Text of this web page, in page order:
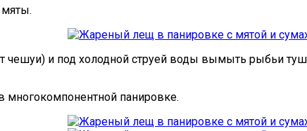
мяты.
чешуи) и под холодной струей воды вымыть рыбьи
многокомпонентной панировке.